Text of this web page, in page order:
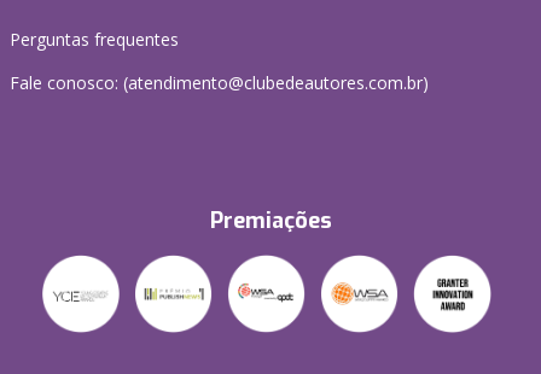
Perguntas frequentes
Fale conosco: (atendimento@clubedeautores.com.br)
Premiações